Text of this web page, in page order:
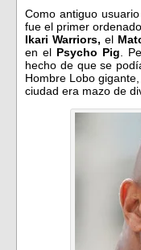
Como antiguo
fue el primer
Ikari Warriors, el
en el Psycho Pig .
hecho de que se
Hombre Lobo
ciudad era mazo de